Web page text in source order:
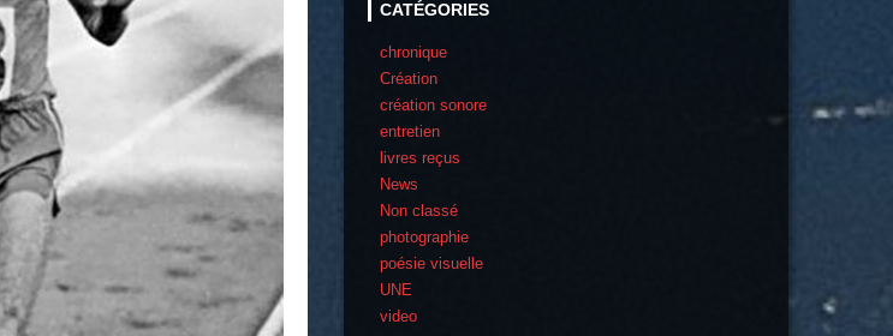
CATÉGORIES
chronique
Création
création sonore
entretien
livres reçus
News
Non classé
photographie
poésie visuelle
UNE
video